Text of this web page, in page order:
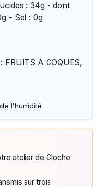
: 34g - dont
- Sel : 0g
FRUITS A COQUES,
l'humidité
atelier de Cloche
sur trois